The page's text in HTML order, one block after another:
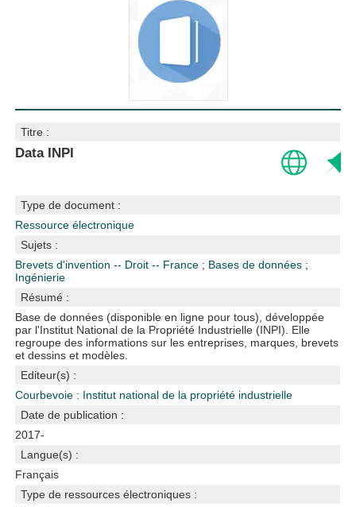
Titre :
Data INPI
Type de document :
Ressource électronique
Sujets :
Brevets d'invention -- Droit -- France ; Bases de données ;
Ingénierie
Résumé :
Base de données (disponible en ligne pour tous), développée
par l'Institut National de la Propriété Industrielle (INPI). Elle
regroupe des informations sur les entreprises, marques, brevets
et dessins et modèles.
Editeur(s) :
Courbevoie : Institut national de la propriété industrielle
Date de publication :
2017-
Langue(s) :
Français
Type de ressources électroniques :